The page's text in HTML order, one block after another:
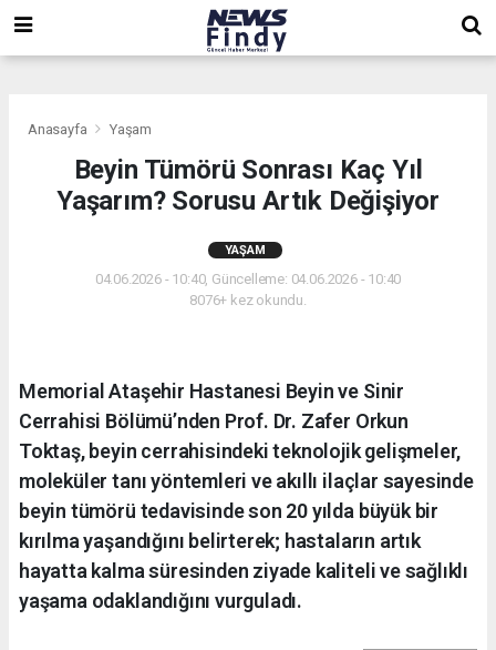
Anasayfa Yaşam
Beyin Tümörü Sonrası Kaç Yıl
Yaşarım? Sorusu Artık Değişiyor
YAŞAM
04.06.2026 - 10:40, Güncelleme: 04.06.2026 - 10:40
8076+ kez okundu.
Memorial Ataşehir Hastanesi Beyin ve Sinir
Cerrahisi Bölümü’nden Prof. Dr. Zafer Orkun
Toktaş, beyin cerrahisindeki teknolojik gelişmeler,
moleküler tanı yöntemleri ve akıllı ilaçlar sayesinde
beyin tümörü tedavisinde son 20 yılda büyük bir
kırılma yaşandığını belirterek; hastaların artık
hayatta kalma süresinden ziyade kaliteli ve sağlıklı
yaşama odaklandığını vurguladı.